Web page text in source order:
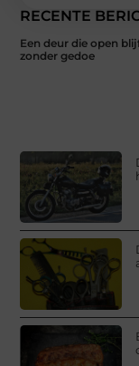
RECENTE
Een deur die open
zonder gedoe